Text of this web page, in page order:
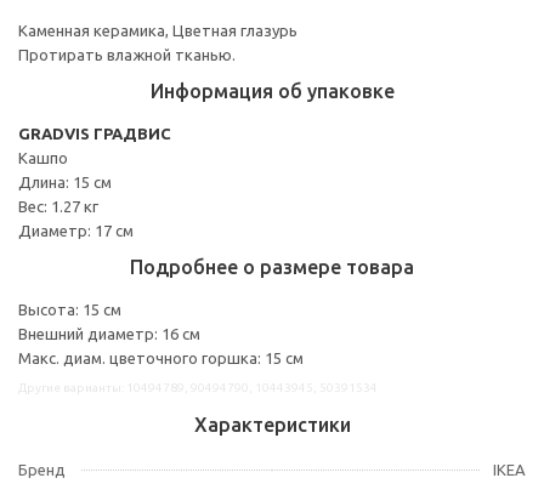
Каменная керамика, Цветная глазурь
Протирать влажной тканью.
Информация об упаковке
GRADVIS ГРАДВИС
Кашпо
Длина: 15 см
Вес: 1.27 кг
Диаметр: 17 см
Подробнее о размере товара
Высота: 15 см
Внешний диаметр: 16 см
Макс. диам. цветочного горшка: 15 см
Характеристики
Бренд IKEA